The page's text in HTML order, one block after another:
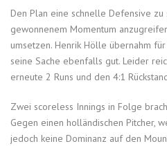
Den Plan eine schnelle Defensive zu
gewonnenem Momentum
umsetzen. Henrik Hölle übernahm
seine Sache ebenfalls gut. Leider
erneute 2 Runs und den 4:1
Zwei scoreless Innings in Folge
Gegen einen holländischen Pitcher,
jedoch keine Dominanz auf den